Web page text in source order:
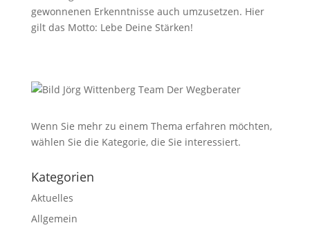
gewonnenen Erkenntnisse auch umzusetzen. Hier
gilt das Motto: Lebe Deine Stärken!
Wenn Sie mehr zu einem Thema erfahren möchten,
wählen Sie die Kategorie, die Sie interessiert.
Kategorien
Aktuelles
Allgemein